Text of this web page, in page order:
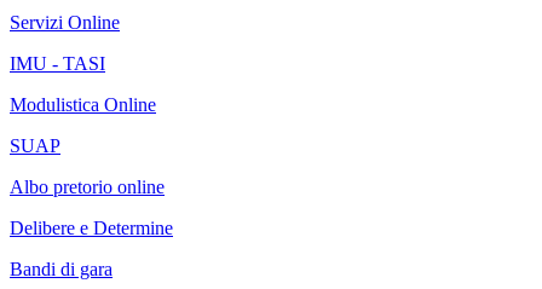
Servizi Online
IMU - TASI
Modulistica Online
SUAP
Albo pretorio online
Delibere e Determine
Bandi di gara